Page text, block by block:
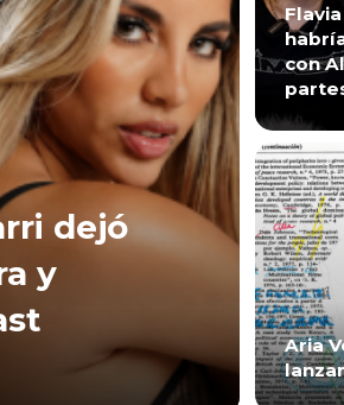
dejó
y
con
Aria